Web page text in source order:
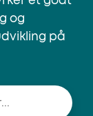
og
på